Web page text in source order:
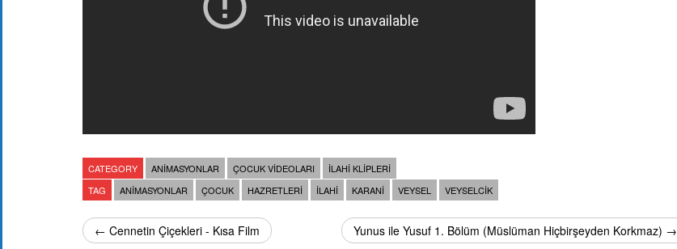
CATEGORY ANIMASYONLAR ÇOCUK VIDEOLARI
İLAHI KLIPLERI
TAG
ANIMASYONLAR ÇOCUK HAZRETLERI ILAHI KARANI VEYSEL VEYSELCIK
← Cennetin Çiçekleri - Kısa Film Yunus ile Yusuf 1. Bölüm (Müslüman Hiçbirşeyden Korkmaz) →